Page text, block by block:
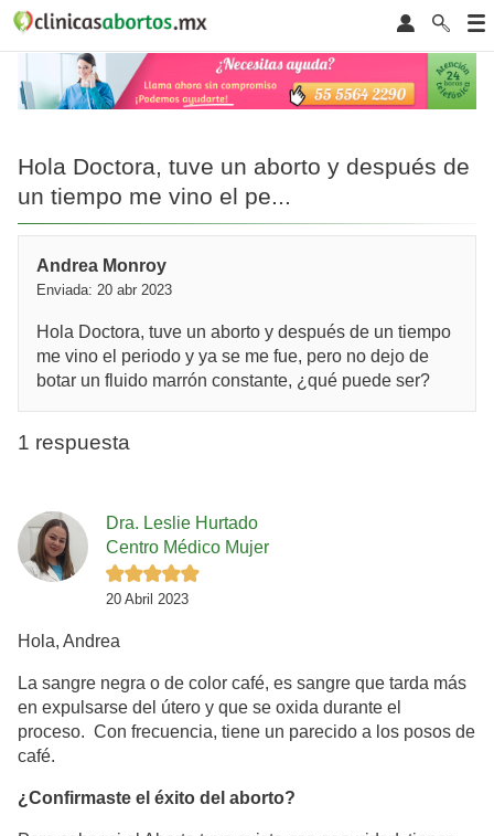
Hola Doctora, tuve un aborto y después de
un tiempo me vino el pe...
Andrea Monroy
Enviada: 20 abr 2023
Hola Doctora, tuve un aborto y después de un tiempo
me vino el periodo y ya se me fue, pero no dejo de
botar un fluido marrón constante, ¿qué puede ser?
1 respuesta
Dra. Leslie Hurtado
Centro Médico Mujer
20 Abril 2023
Hola, Andrea
La sangre negra o de color café, es sangre que tarda más
en expulsarse del útero y que se oxida durante el
proceso. Con frecuencia, tiene un parecido a los posos de
café.
¿Confirmaste el éxito del aborto?